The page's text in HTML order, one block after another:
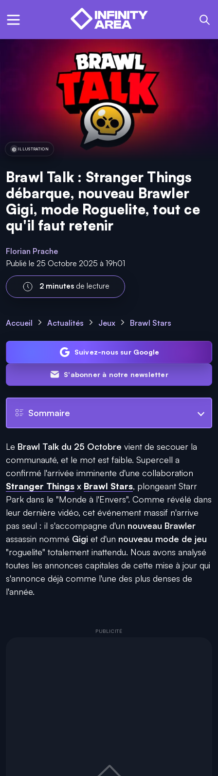
ILLUSTRATION
Brawl Talk : Stranger Things
débarque, nouveau Brawler
Gigi, mode Roguelite, tout ce
qu'il faut retenir
Florian Prache
Publié le 25 Octobre 2025 à 19h01
2 minutesde lecture
Accueil Actualités Jeux Brawl Stars
Suivez-nous sur Google
S'abonner à notre newsletter
Sommaire
Le Brawl Talk du 25 Octobre vient de secouer la
communauté, et le mot est faible. Supercell a
confirmé l'arrivée imminente d'une collaboration
Stranger Things x Brawl Stars, plongeant Starr
Park dans le "Monde à l'Envers". Comme révélé dans
leur dernière vidéo, cet événement massif n'arrive
pas seul : il s'accompagne d'un nouveau Brawler
assassin nommé Gigi et d'un nouveau mode de jeu
"roguelite" totalement inattendu. Nous avons analysé
toutes les annonces capitales de cette mise à jour qui
s'annonce déjà comme l'une des plus denses de
l'année.